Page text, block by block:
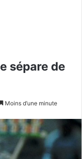
sépare de
Moins d’une minute